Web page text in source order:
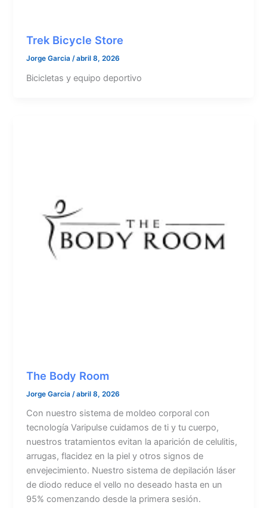
Trek Bicycle Store
Jorge Garcia /abril 8, 2026
Bicicletas y equipo deportivo
The Body Room
Jorge Garcia /abril 8, 2026
Con nuestro sistema de moldeo corporal con
tecnología Varipulse cuidamos de ti y tu cuerpo,
nuestros tratamientos evitan la aparición de celulitis,
arrugas, flacidez en la piel y otros signos de
envejecimiento. Nuestro sistema de depilación láser
de diodo reduce el vello no deseado hasta en un
95% comenzando desde la primera sesión.